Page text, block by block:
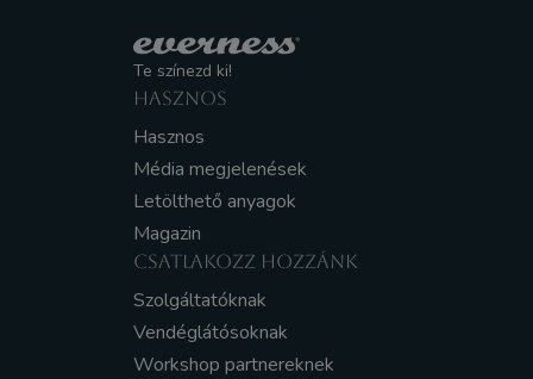
Te színezd ki!
HASZNOS
Hasznos
Média megjelenések
Letölthető anyagok
Magazin
CSATLAKOZZ HOZZÁNK
Szolgáltatóknak
Vendéglátósoknak
Workshop partnereknek